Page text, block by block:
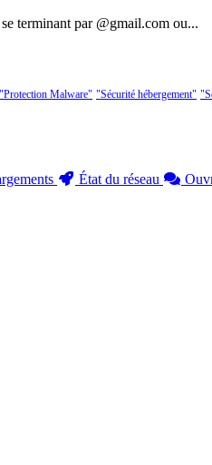
terminant par @gmail.com ou...
"Protection Malware" "Sécurité hébergement"
État du réseau